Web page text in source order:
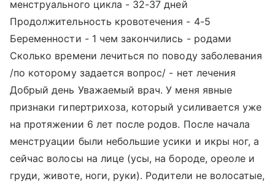
менструального цикла - 32-37 дней
Продолжительность кровотечения - 4-5
Беременности - 1 чем закончились - родами
Сколько времени лечиться по поводу заболевания
/по которому задается вопрос/ - нет лечения
Добрый день Уважаемый врач. У меня явные
признаки гипертрихоза, который усиливается уже
на протяжении 6 лет после родов. После начала
менструации были небольшие усики и икры ног, а
сейчас волосы на лице (усы, на бороде, ореоле и
груди, животе, ноги, руки). Родители не волосатые,